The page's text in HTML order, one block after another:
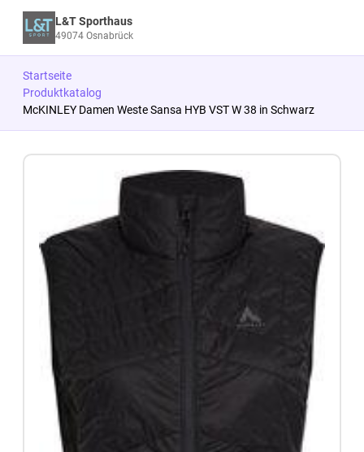
L&T Sporthaus
49074 Osnabrück
Startseite
Produktkatalog
McKINLEY Damen Weste Sansa HYB VST W 38 in Schwarz